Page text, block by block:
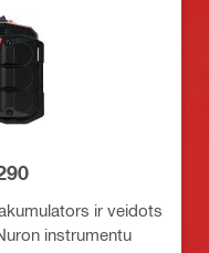
ir veidots
instrumentu